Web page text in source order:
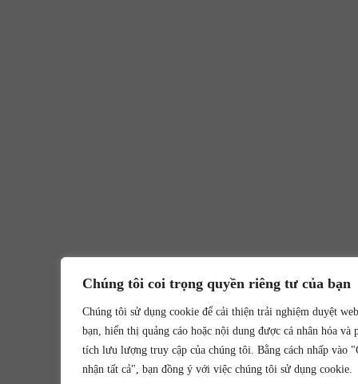
Chúng tôi coi trọng quyền riêng tư của bạn
Chúng tôi sử dụng cookie để cải thiện trải nghiệm duyệt
bạn, hiển thị quảng cáo hoặc nội dung được cá nhân hóa và
tích lưu lượng truy cập của chúng tôi. Bằng cách nhấp vào
nhận tất cả", bạn đồng ý với việc chúng tôi sử dụng cookie.